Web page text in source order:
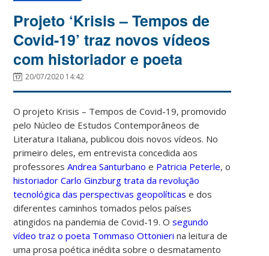
Projeto ‘Krisis – Tempos de
Covid-19’ traz novos vídeos
com historiador e poeta
20/07/2020 14:42
O projeto Krisis – Tempos de Covid-19, promovido
pelo Núcleo de Estudos Contemporâneos de
Literatura Italiana, publicou dois novos vídeos. No
primeiro deles, em entrevista concedida aos
professoresAndrea Santurbano e Patricia Peterle, o
historiador Carlo Ginzburg trata da revolução
tecnológica das perspectivas geopolíticas e dos
diferentes caminhos tomados pelos países
atingidos na pandemia de Covid-19. Osegundo
vídeo traz o poeta Tommaso Ottonieri na leitura de
uma prosa poética inédita sobre o desmatamento